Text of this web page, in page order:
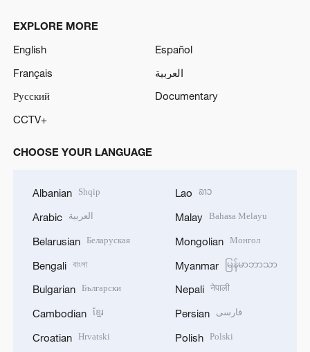
EXPLORE MORE
English
Español
Français
العربية
Русский
Documentary
CCTV+
CHOOSE YOUR LANGUAGE
Albanian Shqip
Arabic العربية
Belarusian Беларуская
Bengali বাংলা
Bulgarian Български
Cambodian ខ្មែរ
Croatian Hrvatski
Lao ລາວ
Malay Bahasa Melayu
Mongolian Монгол
Myanmar မြန်မာဘာသာ
Nepali नेपाली
Persian فارسی
Polish Polski